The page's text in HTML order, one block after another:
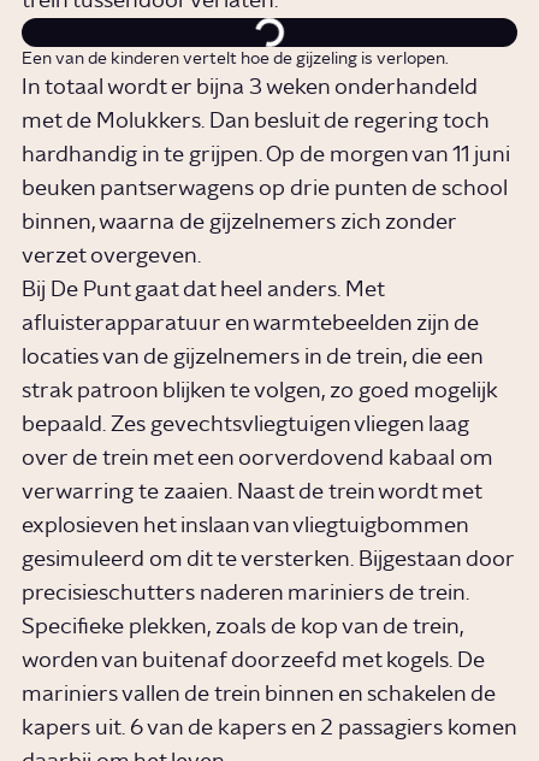
Een van de kinderen vertelt hoe de gijzeling is verlopen.
In totaal wordt er bijna 3 weken onderhandeld
met de Molukkers. Dan besluit de regering toch
hardhandig in te grijpen. Op de morgen van 11 juni
beuken pantserwagens op drie punten de school
binnen, waarna de gijzelnemers zich zonder
verzet overgeven.
Bij De Punt gaat dat heel anders. Met
afluisterapparatuur en warmtebeelden zijn de
locaties van de gijzelnemers in de trein, die een
strak patroon blijken te volgen, zo goed mogelijk
bepaald. Zes gevechtsvliegtuigen vliegen laag
over de trein met een oorverdovend kabaal om
verwarring te zaaien. Naast de trein wordt met
explosieven het inslaan van vliegtuigbommen
gesimuleerd om dit te versterken. Bijgestaan door
precisieschutters naderen mariniers de trein.
Specifieke plekken, zoals de kop van de trein,
worden van buitenaf doorzeefd met kogels. De
mariniers vallen de trein binnen en schakelen de
kapers uit. 6 van de kapers en 2 passagiers komen